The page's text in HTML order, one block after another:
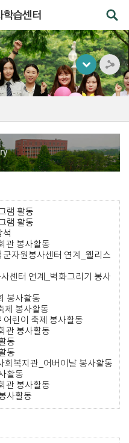
램 활동
램 활동
석
관 봉사활동
자원봉사센터 연계_웰리스
센터 연계_벽화그리기 봉사
봉사활동
제 봉사활동
린이 축제 봉사활동
관 봉사활동
동
동
회복지관_어버이날 봉사활동
활동
관 봉사활동
사활동